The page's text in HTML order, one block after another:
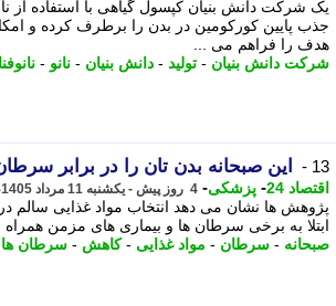
یک شرکت دانش بنیان کپسول گیاهی با استفاده از
جذب پایین کورکومین در بدن را برطرف کرده و
هدف را فراهم می ...
شرکت دانش بنیان - تولید - دانش بنیان - نانو -
13 - این صبحانه بدن تان را در برابر
اقتصاد 24 - پزشکی- 4 روز پیش - یکشنبه 11 مرداد 1405، 08:27
پژوهش ها نشان می دهد انتخاب مواد غذایی سالم
ابتلا به برخی سرطان ها و بیماری های مزمن همراه
صبحانه - سرطان - مواد غذایی -کاهش - سرطان ها